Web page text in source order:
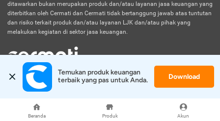
Beranda Produk Akun
ditawarkan bukan merupakan produk dan/atau layanan jasa keuangan yang
diterbitkan oleh Cermati dan Cermati tidak bertanggung jawab atas tuntutan
dan risiko terkait produk dan/atau layanan LJK dan/atau pihak yang
melakukan kegiatan di sektor jasa keuangan.
© 2026 Cermati. All Rights Reserved.
Temukan produk keuangan
terbaik yang pas untuk Anda.
Download